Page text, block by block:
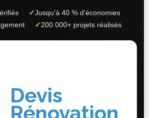
✓Jusqu'à 40 % d'économies
✓ 200 000+ projets réalisés